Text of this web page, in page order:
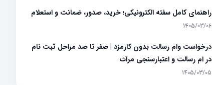
راهنمای کامل سفته الکترونیکی؛ خرید، صدور، ضمانت و استعلام
1405/03/06
درخواست وام رسالت بدون کارمزد | صفر تا صد مراحل ثبت نام
در ام رسالت و اعتبارسنجی مرآت
1405/03/05